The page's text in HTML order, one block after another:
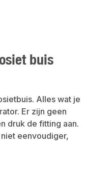
buis
Alles wat je
Er zijn geen
druk de fitting aan.
eenvoudiger,